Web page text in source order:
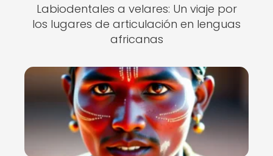
Labiodentales a velares: Un viaje por
los lugares de articulación en lenguas
africanas